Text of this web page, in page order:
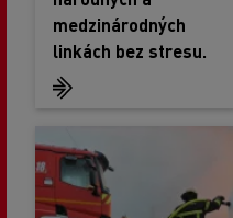
medzinárodných
linkách bez stresu.